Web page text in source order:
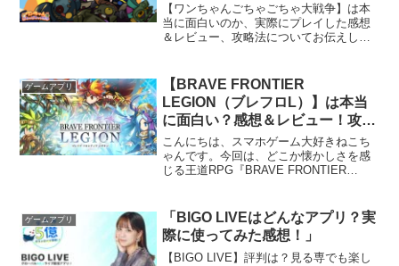
【ワンちゃんごちゃごちゃ大戦争】は本
当に面白いのか、実際にプレイした感想
＆レビュー、攻略法についてお伝えしま
ゃごちゃ大戦争』というゲームについ
て、私が実際に触ってみて感...
ゲームアプリ
【BRAVE FRONTIER
LEGION（ブレフロL）】は本当
に面白い？感想＆レビュー！攻略
法も徹底解説！
こんにちは、スマホゲーム大好きねこち
ゃんです。今回は、どこか懐かしさを感
じる王道RPG『BRAVE FRONTIER
ます。「ブレフロって昔あったよね？」
「サクサ...
ゲームアプリ
「BIGO LIVEはどんなアプリ？実
際に使ってみた感想！」
【BIGO LIVE】評判は？見る専でも楽し